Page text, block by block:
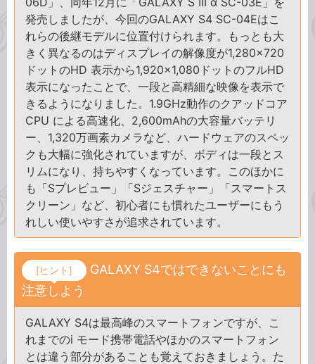
発売しましたが、今回のGALAXY S4 SC-04Eはこ
れらの後継モデルに位置付けられます。もっとも大
きく異なるのはディスプレイの解像度が1,280×720
ドットのHD 表示から1,920×1,080ドットのフルHD
表示になったことで、一段と高精細な映像を表示で
きるようになりました。1.9GHz動作のクアッドコア
CPU による高速化、2,600mAhの大容量バッテリ
ー、1,320万画素カメラなど、ハードウェアのスペッ
クも大幅に強化されていますが、ボディは一段とス
リムになり、持ちやすくなっています。このほかに
も「Sプレビュー」「Sジェスチャー」「スマートス
クリーン」など、初心者にも慣れたユーザーにもう
れしい使いやすさが追求されています。
[ヒント]
GALAXY S4ではできないことにも
注意しよう
GALAXY S4は最高峰のスマートフォンですが、こ
れまでのi モード携帯電話やほかのスマートフォン
とは違う部分があることも覚えておきましょう。た